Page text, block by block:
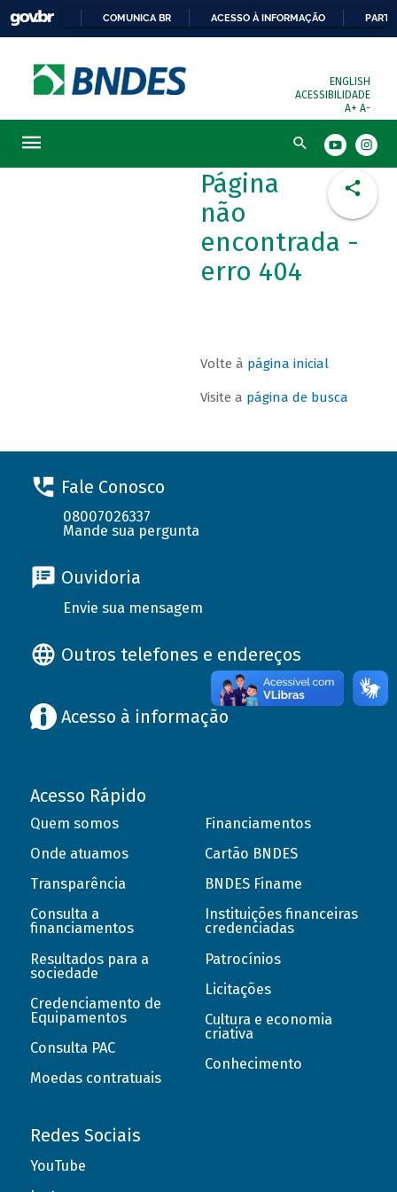
COMUNICA BR ACESSO À INFORMAÇÃO
ENGLISH
ACESSIBILIDADE
A+ A-
Busca
Página
não
encontrada -
erro 404
Volte à página inicial
Visite a página de busca
Fale Conosco
08007026337
Mande sua pergunta
Ouvidoria
Envie sua mensagem
Outros telefones e endereços
Acesso à informação
Acesso Rápido
Quem somos
Onde atuamos
Transparência
Consulta a
financiamentos
Resultados para a
sociedade
Credenciamento de
Equipamentos
Consulta PAC
Moedas contratuais
Financiamentos
Cartão BNDES
BNDES Finame
Instituições financeiras
credenciadas
Patrocínios
Licitações
Cultura e economia
criativa
Conhecimento
Redes Sociais
YouTube